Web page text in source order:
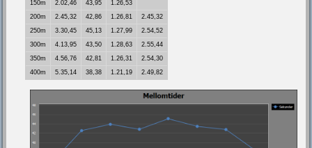
150m
2.02,46 43,95
1.26,53
200m
2.45,32 42,86 1.26,81
2.45,32
250m
3.30,45 45,13 1.27,99
2.54,52
300m
4.13,95 43,50 1.28,63
2.55,44
350m
4.56,76 42,81 1.26,31
2.54,30
400m
5.35,14 38,38 1.21,19 2.49,82